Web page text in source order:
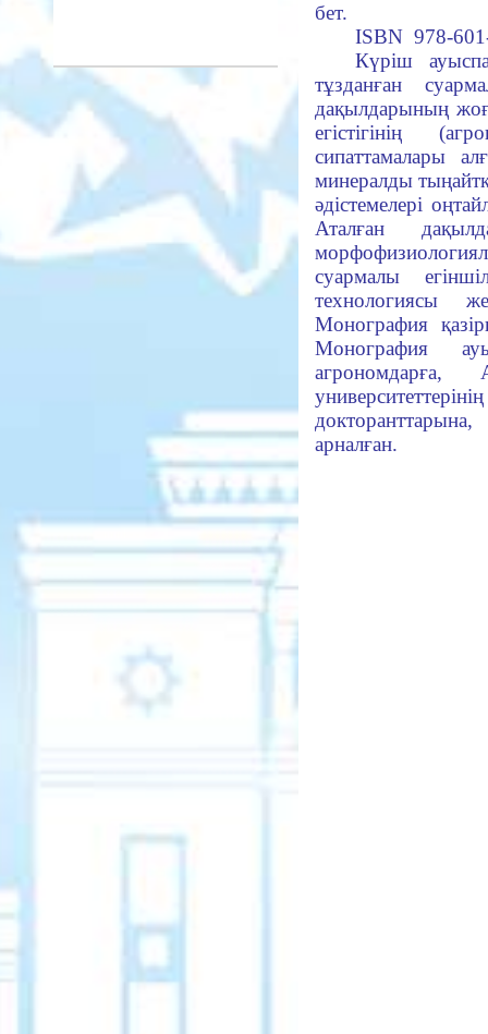
бет.
ISBN 978-
Күріш
тұзданған
дақылдарының
егістігінің
сипаттамалары
минералды
әдістемелері
Аталған
суармалы
технологиясы
Монография
Монография
агрономдарға,
арналған.